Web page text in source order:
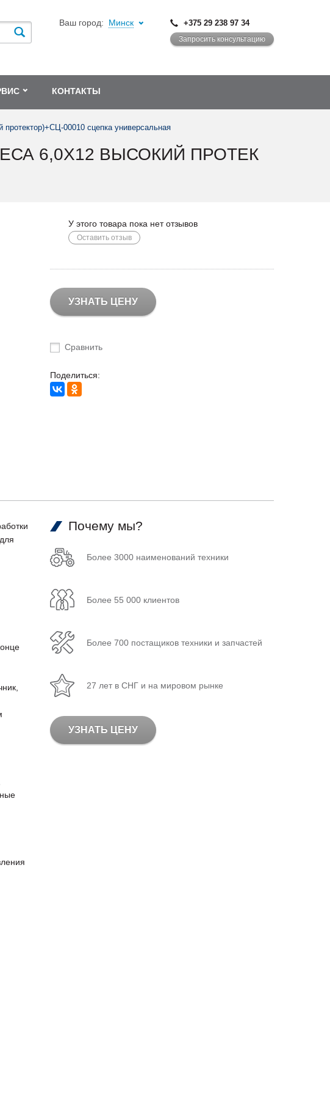
Ваш город: Минск +375 29 238 97 34
Запросить консультацию
КОНТАКТЫ
00010 сцепка универсальная
6,0Х12 ВЫСОКИЙ ПРОТЕК
У этого товара пока нет отзывов
Оставить отзыв
УЗНАТЬ ЦЕНУ
Сравнить
Поделиться:
Почему мы?
Более 3000 наименований техники
Более 55 000 клиентов
Более 700 постащиков техники и запчастей
27 лет в СНГ и на мировом рынке
УЗНАТЬ ЦЕНУ